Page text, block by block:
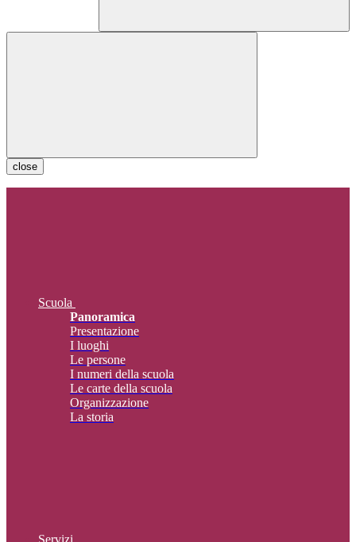
close
Scuola
Panoramica
Presentazione
I luoghi
Le persone
I numeri della scuola
Le carte della scuola
Organizzazione
La storia